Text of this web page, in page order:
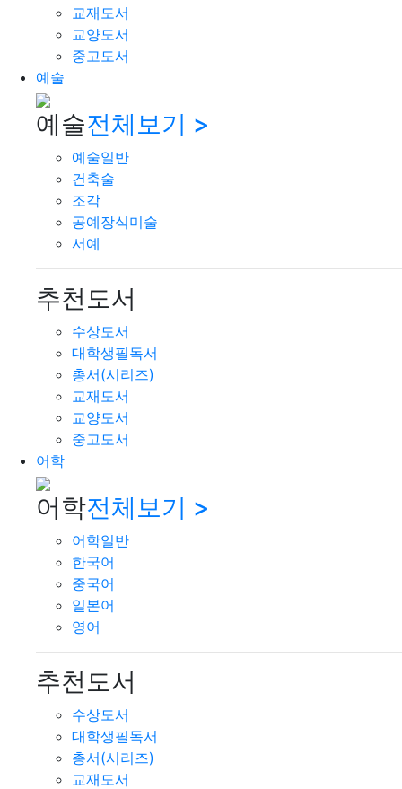
교재도서
교양도서
중고도서
예술
예술전체보기 >
예술일반
건축술
조각
공예장식미술
서예
추천도서
수상도서
대학생필독서
총서(시리즈)
교재도서
교양도서
중고도서
어학
어학전체보기 >
어학일반
한국어
중국어
일본어
영어
추천도서
수상도서
대학생필독서
총서(시리즈)
교재도서